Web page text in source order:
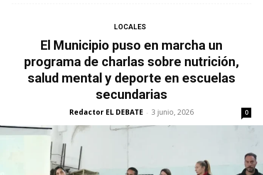
LOCALES
El Municipio puso en marcha un
programa de charlas sobre nutrición,
salud mental y deporte en escuelas
secundarias
Redactor EL DEBATE - 3 junio, 2026 0